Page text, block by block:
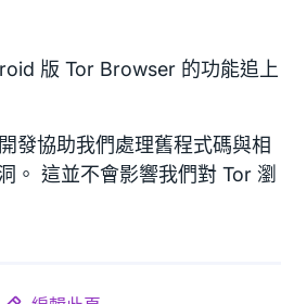
版 Tor Browser 的功能追上
發協助我們處理舊程式碼與相
。 這並不會影響我們對 Tor 瀏